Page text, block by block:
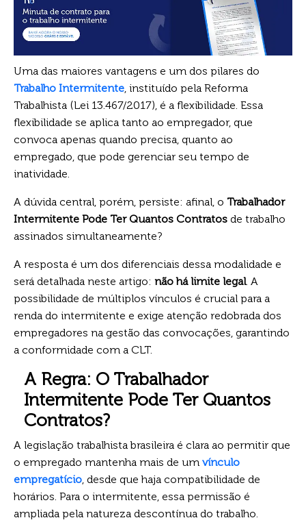
Uma das maiores vantagens e um dos pilares do
Trabalho Intermitente, instituído pela Reforma
Trabalhista (Lei 13.467/2017), é a flexibilidade. Essa
flexibilidade se aplica tanto ao empregador, que
convoca apenas quando precisa, quanto ao
empregado, que pode gerenciar seu tempo de
inatividade.
A dúvida central, porém, persiste: afinal, o Trabalhador
Intermitente Pode Ter Quantos Contratos de trabalho
assinados simultaneamente?
A resposta é um dos diferenciais dessa modalidade e
será detalhada neste artigo: não há limite legal. A
possibilidade de múltiplos vínculos é crucial para a
renda do intermitente e exige atenção redobrada dos
empregadores na gestão das convocações, garantindo
a conformidade com a CLT.
A Regra: O Trabalhador
Intermitente Pode Ter Quantos
Contratos?
A legislação trabalhista brasileira é clara ao permitir que
o empregado mantenha mais de um vínculo
empregatício, desde que haja compatibilidade de
horários. Para o intermitente, essa permissão é
ampliada pela natureza descontínua do trabalho.